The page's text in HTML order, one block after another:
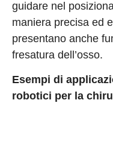
guidare nel
maniera precisa ed
presentano anche
fresatura dell’osso.
Esempi di
robotici per la